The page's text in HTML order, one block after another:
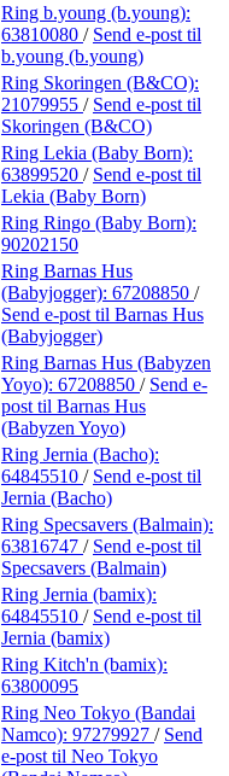
Ring b.young (b.young):
63810080 / Send e-post til
b.young (b.young)
Ring Skoringen (B&CO):
21079955 / Send e-post til
Skoringen (B&CO)
Ring Lekia (Baby Born):
63899520 / Send e-post til
Lekia (Baby Born)
Ring Ringo (Baby Born):
90202150
Ring Barnas Hus
(Babyjogger): 67208850 /
Send e-post til Barnas Hus
(Babyjogger)
Ring Barnas Hus (Babyzen
Yoyo): 67208850 / Send e-
post til Barnas Hus
(Babyzen Yoyo)
Ring Jernia (Bacho):
64845510 / Send e-post til
Jernia (Bacho)
Ring Specsavers (Balmain):
63816747 / Send e-post til
Specsavers (Balmain)
Ring Jernia (bamix):
64845510 / Send e-post til
Jernia (bamix)
Ring Kitch'n (bamix):
63800095
Ring Neo Tokyo (Bandai
Namco): 97279927 / Send
e-post til Neo Tokyo